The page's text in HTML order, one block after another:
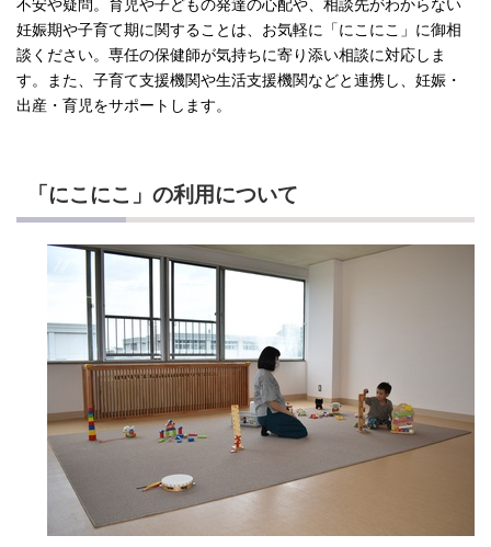
妊娠期や子育て期に関することは、お気軽に「にこにこ」に御相
談ください。専任の保健師が気持ちに寄り添い相談に対応しま
す。また、子育て支援機関や生活支援機関などと連携し、妊娠・
出産・育児をサポートします。
「にこにこ」の利用について